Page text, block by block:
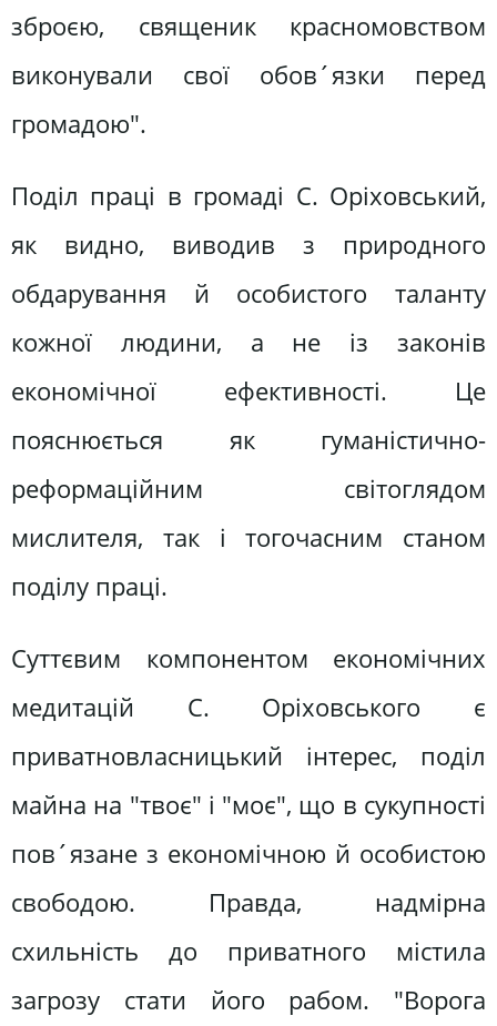
зброєю, священик красномовством
виконували свої обов´язки перед
громадою".
Поділ праці в громаді С. Оріховський,
як видно, виводив з природного
обдарування й особистого таланту
кожної людини, а не із законів
економічної ефективності. Це
пояснюється як гуманістично-
реформаційним світоглядом
мислителя, так і тогочасним станом
поділу праці.
Суттєвим компонентом економічних
медитацій С. Оріховського є
приватновласницький інтерес, поділ
майна на "твоє" і "моє", що в сукупності
пов´язане з економічною й особистою
свободою. Правда, надмірна
схильність до приватного містила
загрозу стати його рабом. "Ворога